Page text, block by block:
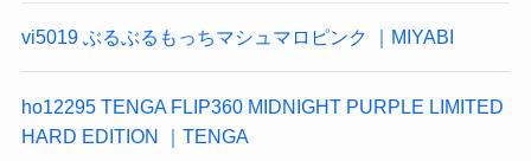
vi5019 ぶるぶるもっちマシュマロピンク ｜MIYABI
ho12295 TENGA FLIP360 MIDNIGHT PURPLE LIMITED
HARD EDITION ｜TENGA